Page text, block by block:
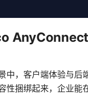
中，客户端体验与
性捆绑起来，企业